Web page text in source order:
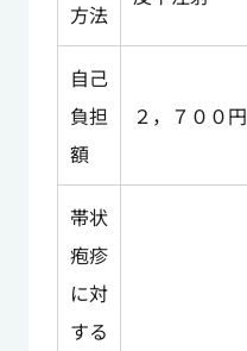
方法
自己
負担
額
２，７００円
帯状
疱疹
に対
する